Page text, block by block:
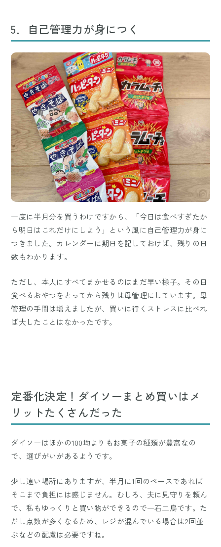
5．自己管理力が身につく
一度に半月分を買うわけですから、「今日は食べすぎたか
ら明日はこれだけにしよう」という風に自己管理力が身に
つきました。カレンダーに期日を記しておけば、残りの日
数もわかります。
ただし、本人にすべてまかせるのはまだ早い様子。その日
食べるおやつをとってから残りは母管理にしています。母
管理の手間は増えましたが、買いに行くストレスに比べれ
ば大したことはなかったです。
定番化決定！ダイソーまとめ買いはメ
リットたくさんだった
ダイソーはほかの100均よりもお菓子の種類が豊富なの
で、選びがいがあるようです。
少し遠い場所にありますが、半月に1回のペースであれば
そこまで負担には感じません。むしろ、夫に見守りを頼ん
で、私もゆっくりと買い物ができるので一石二鳥です。た
だし点数が多くなるため、レジが混んでいる場合は2回並
ぶなどの配慮は必要ですね。